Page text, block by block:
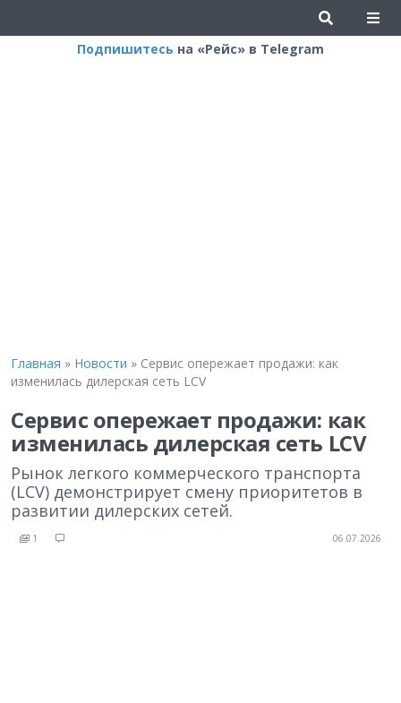
Подпишитесь на «Рейс» в Telegram
Главная » Новости » Сервис опережает продажи: как
изменилась дилерская сеть LCV
Сервис опережает продажи: как
изменилась дилерская сеть LCV
Рынок легкого коммерческого транспорта
(LCV) демонстрирует смену приоритетов в
развитии дилерских сетей.
1 06.07.2026